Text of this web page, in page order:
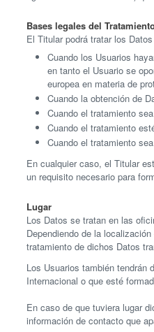
Bases legales del
El Titular podrá tratar los
Cuando los Usuarios
en tanto el Usuario se
europea en materia de
Cuando la obtención de
Cuando el tratamiento
Cuando el tratamiento
Cuando el tratamiento
En cualquier caso, el Titular
un requisito necesario para
Lugar
Los Datos se tratan en las
Dependiendo de la
tratamiento de dichos Datos
Los Usuarios también tendrán
Internacional o que esté
En caso de que tuviera lugar
información de contacto que